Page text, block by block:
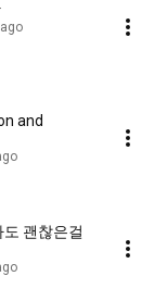
and
괜찮은걸